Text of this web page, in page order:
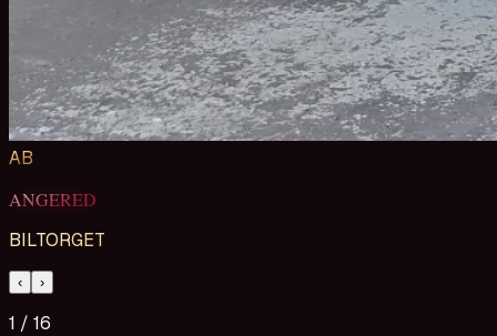
AB
ANGERED
BILTORGET
‹ ›
1 / 16